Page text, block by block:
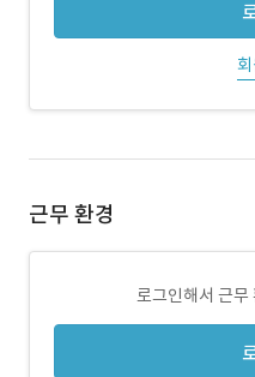
근무 환경
로그인해서 근무